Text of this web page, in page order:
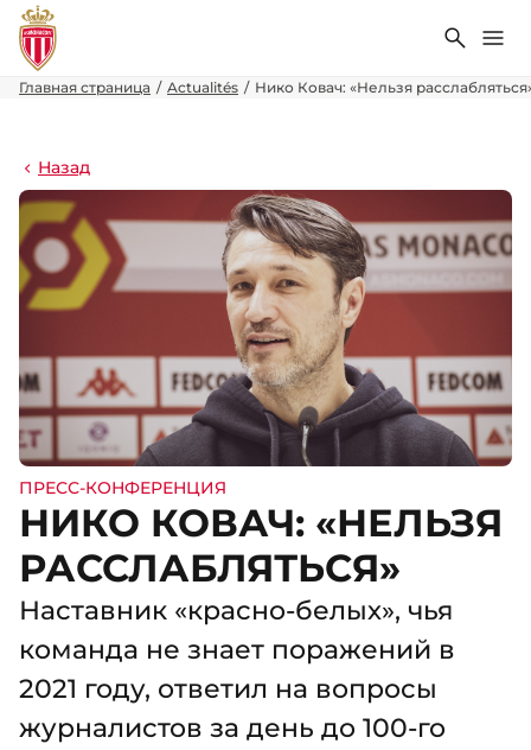
Поиск
Главная страница Actualités Нико Ковач: «Нельзя
Назад
ПРЕСС-КОНФЕРЕНЦИЯ
НИКО КОВАЧ: «НЕЛЬЗЯ
РАССЛАБЛЯТЬСЯ»
Наставник «красно-белых», чья
команда не знает поражений в
2021 году, ответил на вопросы
журналистов за день до 100-го